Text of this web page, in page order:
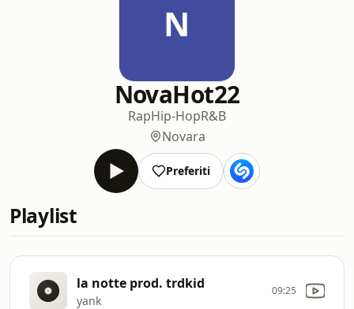
N
NovaHot22
RapHip-HopR&B
Novara
Preferiti
Playlist
la notte prod. trdkid
yank
09:25